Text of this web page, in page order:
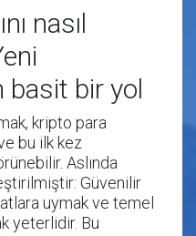
nasıl
basit bir yol
kripto para
bu ilk kez
Aslında
Güvenilir
uymak ve temel
yeterlidir. Bu